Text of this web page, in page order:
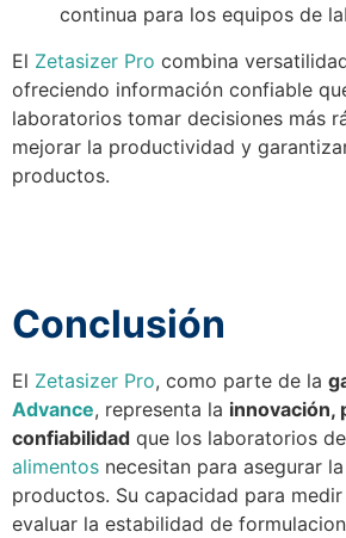
continua para los equipos de
El Zetasizer Pro combina
ofreciendo información confiable
laboratorios tomar decisiones más
mejorar la productividad y
productos.
Conclusión
El Zetasizer Pro, como parte de la
Advance, representa la innovación,
confiabilidad que los laboratorios de
alimentos necesitan para asegurar
productos. Su capacidad para
evaluar la estabilidad de